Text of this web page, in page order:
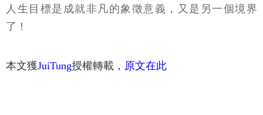
人生目標是成就非凡的象徵意義，又是另一個境界
了！
本文獲JuiTung授權轉載， 原文在此